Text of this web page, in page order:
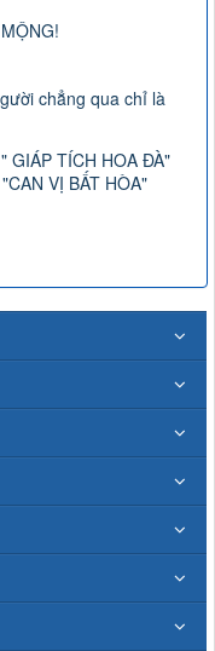
chẳng qua chỉ là
GIÁP TÍCH HOA ĐÀ"
VỊ BẤT HÒA"